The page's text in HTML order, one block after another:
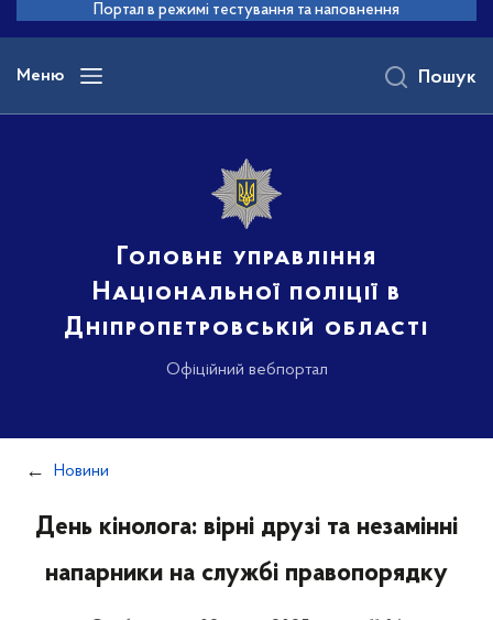
основного
вмісту
Портал в режимі тестування та наповнення
Меню
Головне управління
Національної поліції в
Дніпропетровській області
Офіційний вебпортал
Пошук
Новини
День кінолога: вірні друзі та незамінні
напарники на службі правопорядку